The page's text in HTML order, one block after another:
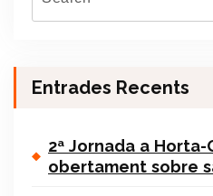
Entrades Recents
2ª Jornada a
obertament sobre